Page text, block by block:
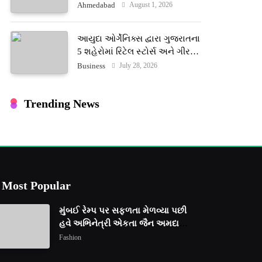
ટેરોટ રીડર પુનિતજી લુલ્લા એ ટેરોટ
Ahmedabad August 1, 2026
આયુદા ઓર્ગેનિક્સ દ્વારા ગુજરાતના
5 શહેરોમાં રિટેલ સ્ટોર્સ અને ગીર
ગાયના વૈદિક વલોણા ઘી-દૂધની શુદ્ધ
Business July 28, 2026
Trending News
Most Popular
મુંબઈ રેમ્પ પર સફળતા મેળવ્યા પછી
હવે અભિનેત્રી એકતા જૈન અમદાવાદ
ફેશન વીકમાં પોતાની પ્રતિભા
Fashion